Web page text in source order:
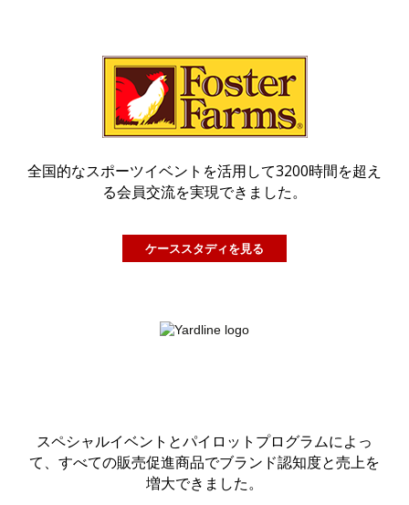
全国的なスポーツイベントを活用して3200時間を超え
る会員交流を実現できました。
ケーススタディを見る
スペシャルイベントとパイロットプログラムによっ
て、すべての販売促進商品でブランド認知度と売上を
増大できました。